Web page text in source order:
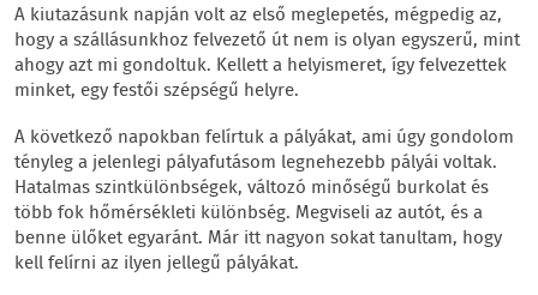
A kiutazásunk napján volt az első meglepetés, mégpedig az,
hogy a szállásunkhoz felvezető út nem is olyan egyszerű, mint
ahogy azt mi gondoltuk. Kellett a helyismeret, így felvezettek
minket, egy festői szépségű helyre.
A következő napokban felírtuk a pályákat, ami úgy gondolom
tényleg a jelenlegi pályafutásom legnehezebb pályái voltak.
Hatalmas szintkülönbségek, változó minőségű burkolat és
több fok hőmérsékleti különbség. Megviseli az autót, és a
benne ülőket egyaránt. Már itt nagyon sokat tanultam, hogy
kell felírni az ilyen jellegű pályákat.